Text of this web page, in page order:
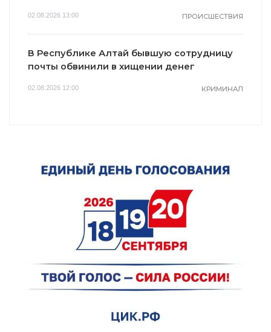
02.08.2026 13:00 ПРОИСШЕСТВИЯ
В Республике Алтай бывшую сотрудницу
почты обвинили в хищении денег
02.08.2026 12:00 КРИМИНАЛ